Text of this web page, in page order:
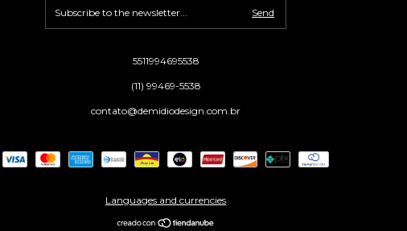
5511994695538
(11) 99469-5538
contato@demidiodesign.com.br
Languages and currencies